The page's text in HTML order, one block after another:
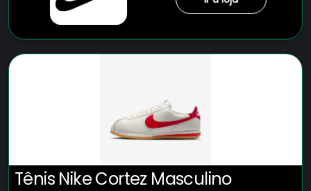
Tênis Nike Cortez Masculino